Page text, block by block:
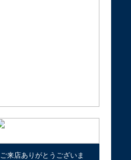
ご来店ありがとうございま